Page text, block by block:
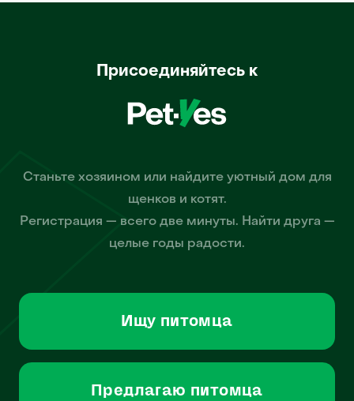
Присоединяйтесь к
Станьте хозяином или найдите уютный дом для
щенков и котят.
Регистрация — всего две минуты. Найти друга —
целые годы радости.
Ищу питомца
Предлагаю питомца